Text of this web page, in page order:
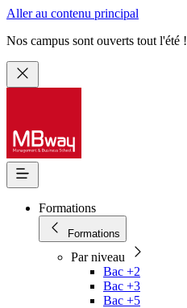
Aller au contenu principal
Nos campus sont ouverts tout l'été !
Formations
Formations
Par niveau
Bac +2
Bac +3
Bac +5